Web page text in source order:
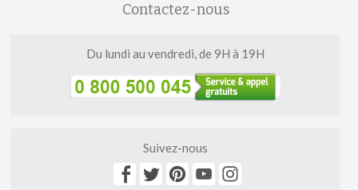
Contactez-nous
Du lundi au vendredi, de 9H à 19H
Suivez-nous